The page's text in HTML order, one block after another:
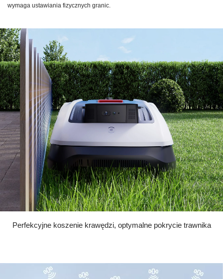
wymaga ustawiania fizycznych granic.
Perfekcyjne koszenie krawędzi, optymalne pokrycie trawnika